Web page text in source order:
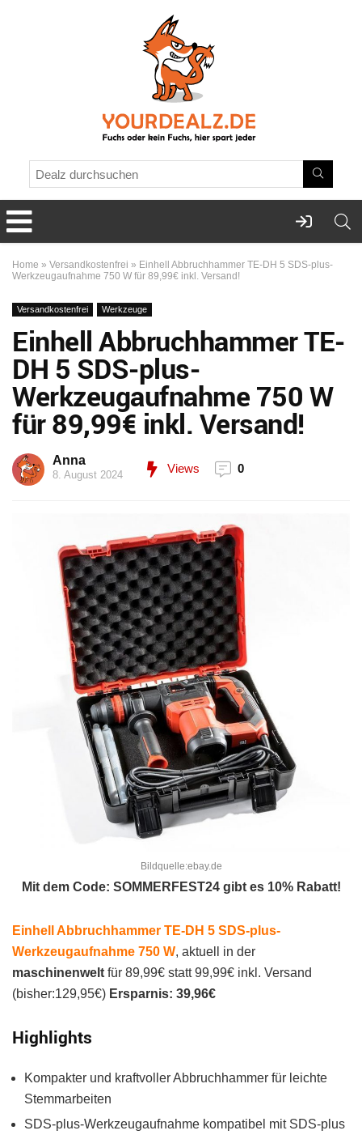
Home » Versandkostenfrei » Einhell Abbruchhammer TE-DH 5 SDS-plus-
Werkzeugaufnahme 750 W für 89,99€ inkl. Versand!
Versandkostenfrei Werkzeuge
Einhell Abbruchhammer TE-
DH 5 SDS-plus-
Werkzeugaufnahme 750 W
für 89,99€ inkl. Versand!
Anna
8. August 2024 Views 0
Bildquelle:ebay.de
Mit dem Code: SOMMERFEST24 gibt es 10% Rabatt!
Einhell Abbruchhammer TE-DH 5 SDS-plus-
Werkzeugaufnahme 750 W, aktuell in der
maschinenwelt für 89,99€ statt 99,99€ inkl. Versand
(bisher:129,95€) Ersparnis: 39,96€
Highlights
Kompakter und kraftvoller Abbruchhammer für leichte
Stemmarbeiten
SDS-plus-Werkzeugaufnahme kompatibel mit SDS-plus